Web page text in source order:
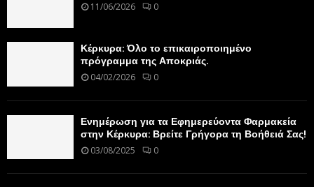
11/06/2026 0
Κέρκυρα: Όλο το επικαιροποιημένο
πρόγραμμα της Αποκριάς.
04/02/2026 0
Ενημέρωση για τα Εφημερεύοντα Φαρμακεία
στην Κέρκυρα: Βρείτε Γρήγορα τη Βοήθειά Σας!
03/08/2025 0